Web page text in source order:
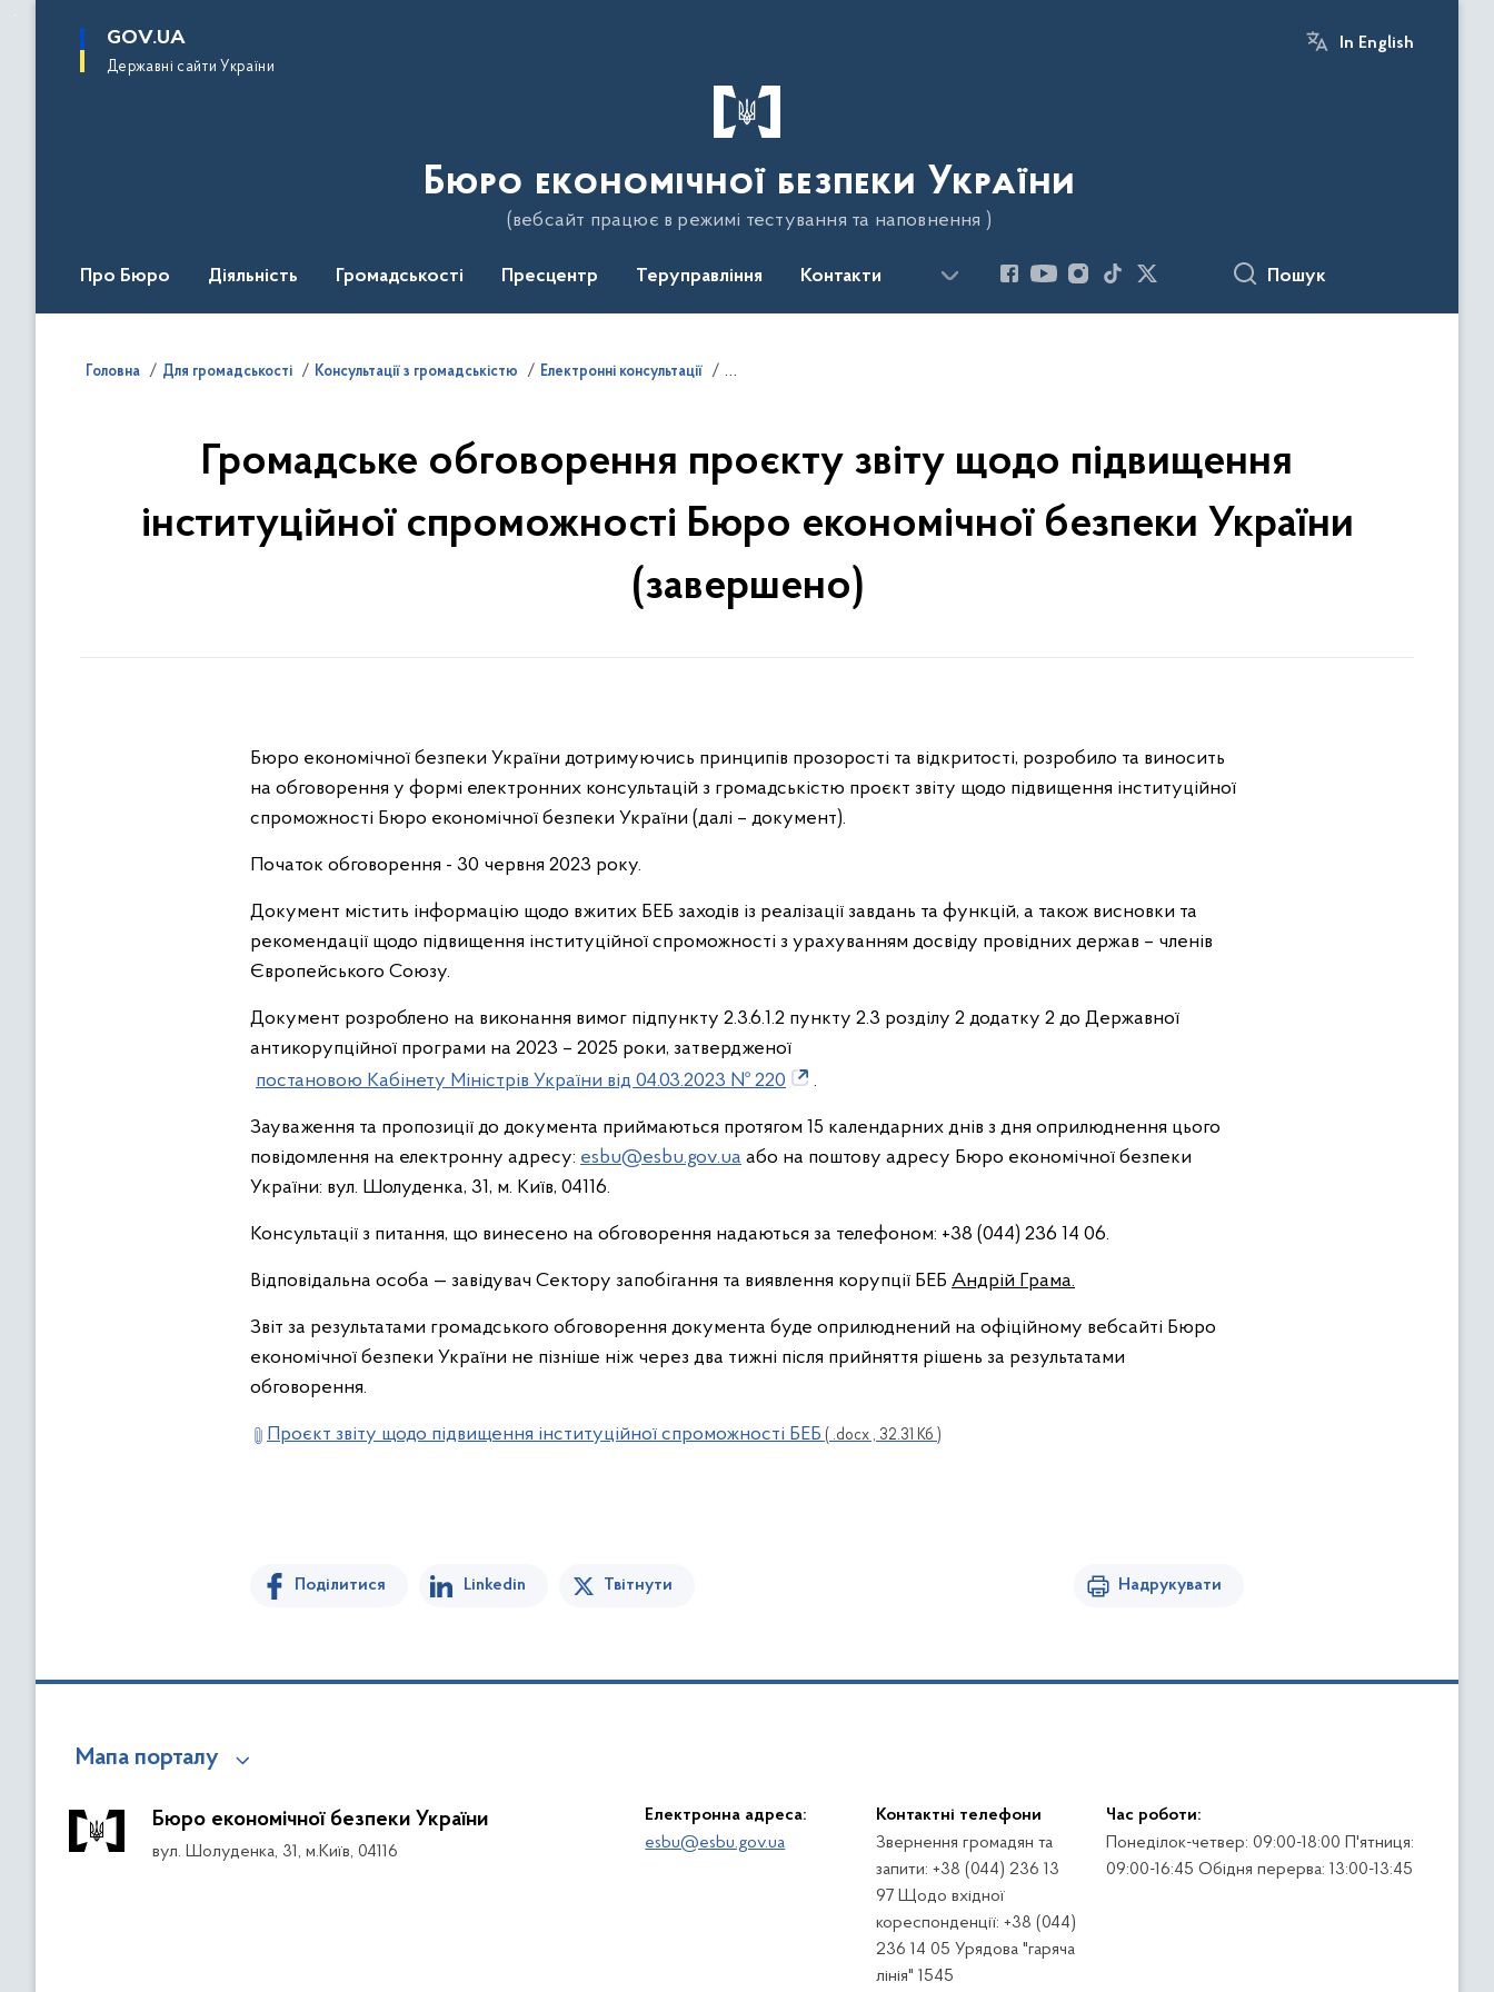
основного
GOV.UA
Державні сайти України
In English
Бюро економічної безпеки України
(вебсайт працює в режимі тестування та наповнення )
Про Бюро Діяльність Громадськості Пресцентр Теруправління Контакти Пошук
Головна Для громадськості Консультації з громадськістю Електронні консультації
Громадське обговорення проєкту звіту щодо підвищення
інституційної спроможності Бюро економічної безпеки України
(завершено)
Бюро економічної безпеки України дотримуючись принципів прозорості та відкритості, розробило та виносить
на обговорення у формі електронних консультацій з громадськістю проєкт звіту щодо підвищення інституційної
спроможності Бюро економічної безпеки України (далі – документ).
Початок обговорення - 30 червня 2023 року.
Документ містить інформацію щодо вжитих БЕБ заходів із реалізації завдань та функцій, а також висновки та
рекомендації щодо підвищення інституційної спроможності з урахуванням досвіду провідних держав – членів
Європейського Союзу.
Документ розроблено на виконання вимог підпункту 2.3.6.1.2 пункту 2.3 розділу 2 додатку 2 до Державної
антикорупційної програми на 2023 – 2025 роки, затвердженої
постановою Кабінету Міністрів України від 04.03.2023 № 220
.
Зауваження та пропозиції до документа приймаються протягом 15 календарних днів з дня оприлюднення цього
повідомлення на електронну адресу: esbu@esbu.gov.ua або на поштову адресу Бюро економічної безпеки
України: вул. Шолуденка, 31, м. Київ, 04116.
Консультації з питання, що винесено на обговорення надаються за телефоном: +38 (044) 236 14 06.
Відповідальна особа — завідувач Сектору запобігання та виявлення корупції БЕБ Андрій Грама.
Звіт за результатами громадського обговорення документа буде оприлюднений на офіційному вебсайті Бюро
економічної безпеки України не пізніше ніж через два тижні після прийняття рішень за результатами
обговорення.
Проєкт звіту щодо підвищення інституційної спроможності БЕБ ( .docx , 32.31 Кб )
Поділитися Linkedin Твітнути Надрукувати
Мапа порталу
Бюро економічної безпеки України
вул. Шолуденка, 31, м.Київ, 04116
Електронна адреса:
esbu@esbu.gov.ua
Контактні телефони
Звернення громадян та
запити: +38 (044) 236 13
97 Щодо вхідної
кореспонденції: +38 (044)
236 14 05 Урядова "гаряча
лінія" 1545
Час роботи:
Понеділок-четвер: 09:00-18:00 П'ятниця:
09:00-16:45 Обідня перерва: 13:00-13:45